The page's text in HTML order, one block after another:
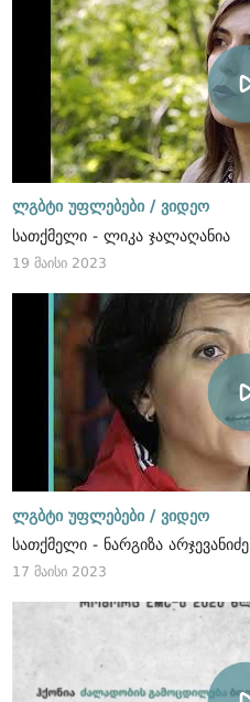
ლგბტი უფლებები / ვიდეო
სათქმელი - ლიკა ჯალაღანია
19 მაისი 2023
ლგბტი უფლებები / ვიდეო
სათქმელი - ნარგიზა არჯევანიძე
17 მაისი 2023